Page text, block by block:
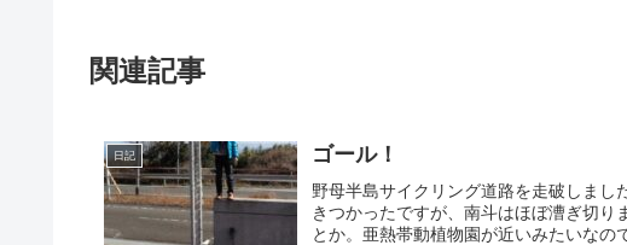
関連記事
日記 ゴール！
野母半島サイクリング道路を走破しま
きつかったですが、南斗はほぼ漕ぎ切り
とか。亜熱帯動植物園が近いみたいなの